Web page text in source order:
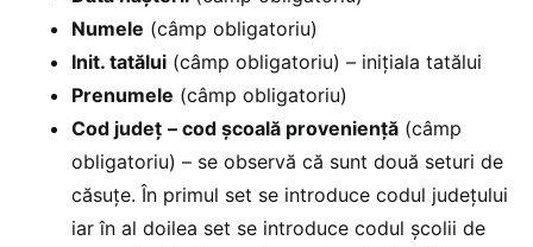
Numele (câmp obligatoriu)
Init. tatălui (câmp obligatoriu) – inițiala tatălui
Prenumele (câmp obligatoriu)
Cod județ – cod școală proveniență (câmp
obligatoriu) – se observă că sunt două seturi de
căsuţe. În primul set se introduce codul judeţului
iar în al doilea set se introduce codul şcolii de